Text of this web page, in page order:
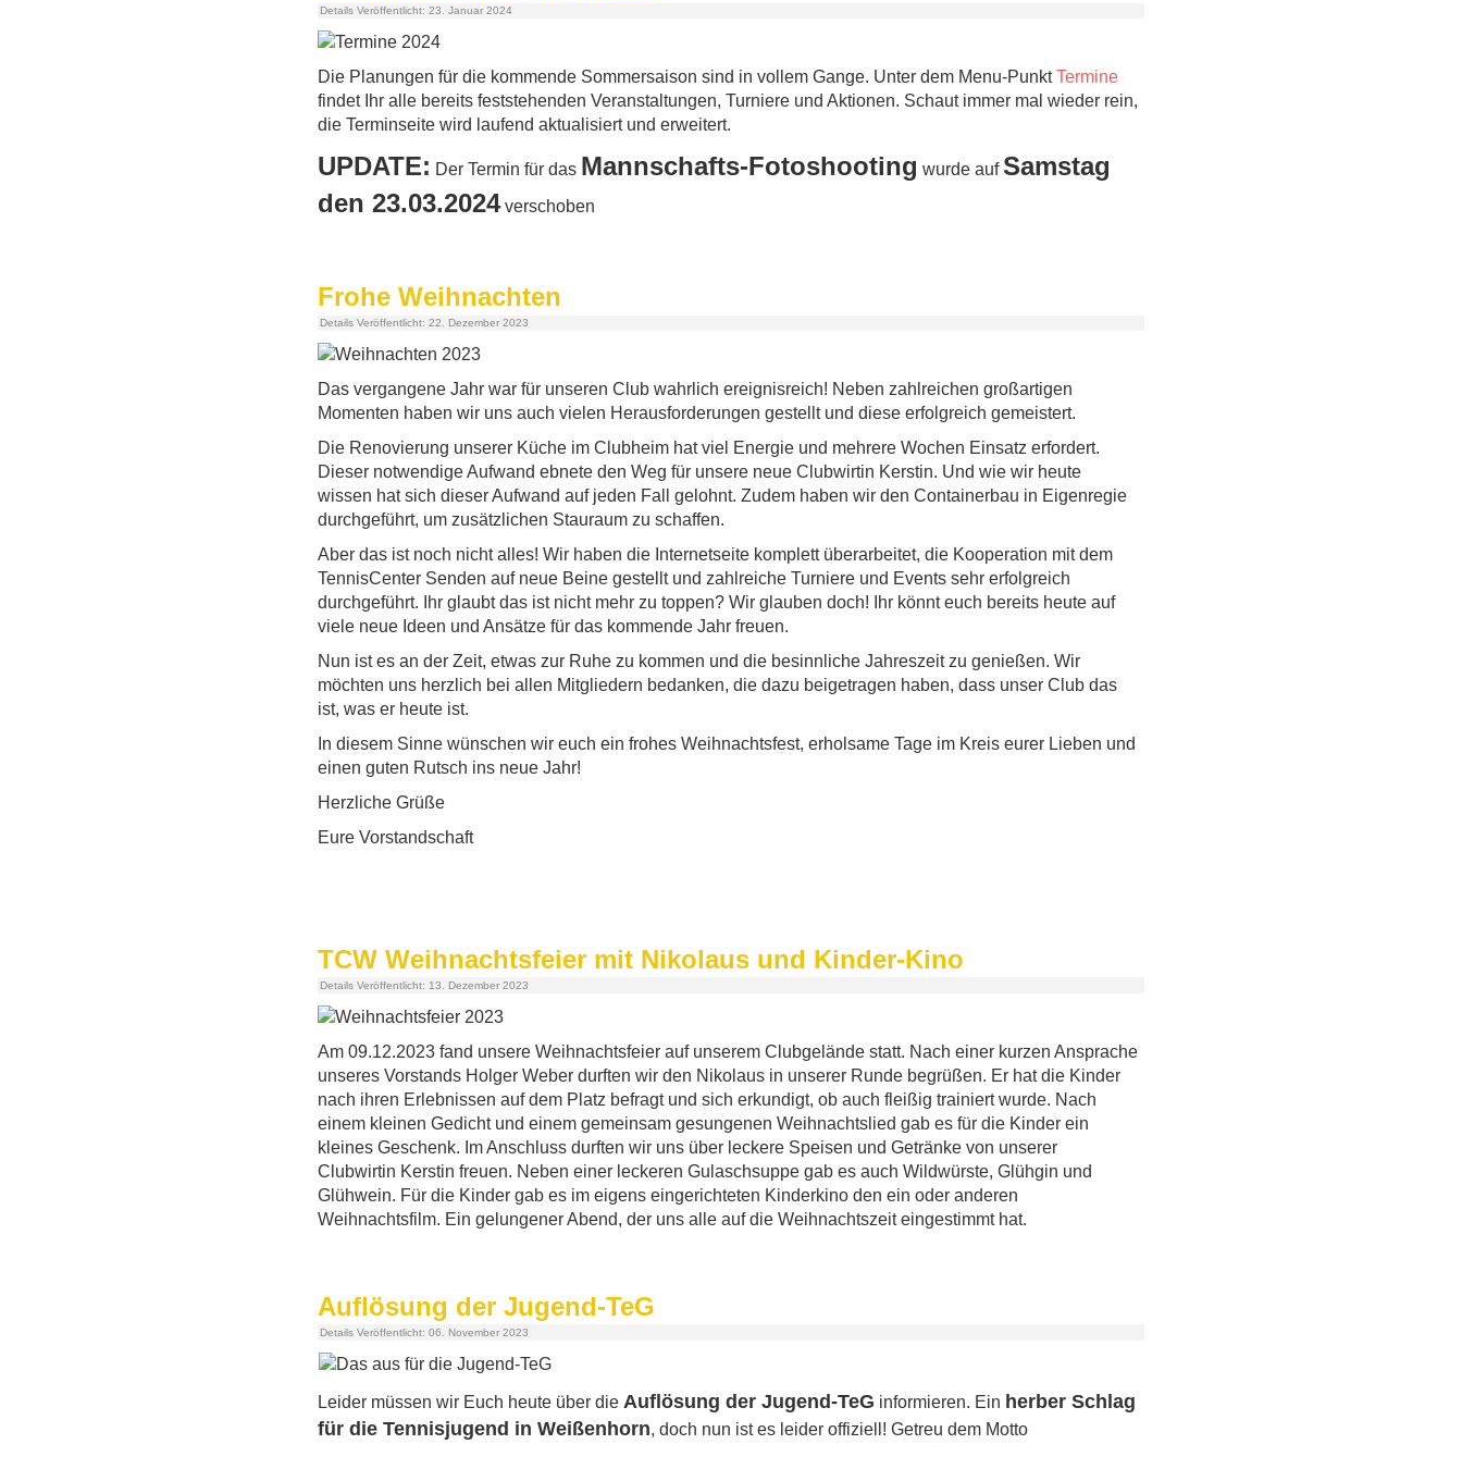
Details Veröffentlicht: 23. Januar 2024
Die Planungen für die kommende Sommersaison sind in vollem Gange. Unter dem Menu-PunktTermine
findet Ihr alle bereits feststehenden Veranstaltungen, Turniere und Aktionen. Schaut immer mal wieder rein,
die Terminseite wird laufend aktualisiert und erweitert.
UPDATE: Der Termin für das Mannschafts-Fotoshooting wurde aufSamstag
den 23.03.2024verschoben
Frohe Weihnachten
Details Veröffentlicht: 22. Dezember 2023
Das vergangene Jahr war für unseren Club wahrlich ereignisreich! Neben zahlreichen großartigen
Momenten haben wir uns auch vielen Herausforderungen gestellt und diese erfolgreich gemeistert.
Die Renovierung unserer Küche im Clubheim hat viel Energie und mehrere Wochen Einsatz erfordert.
Dieser notwendige Aufwand ebnete den Weg für unsere neue Clubwirtin Kerstin. Und wie wir heute
wissen hat sich dieser Aufwand auf jeden Fall gelohnt. Zudem haben wir den Containerbau in Eigenregie
durchgeführt, um zusätzlichen Stauraum zu schaffen.
Aber das ist noch nicht alles! Wir haben die Internetseite komplett überarbeitet, die Kooperation mit dem
TennisCenter Senden auf neue Beine gestellt und zahlreiche Turniere und Events sehr erfolgreich
durchgeführt. Ihr glaubt das ist nicht mehr zu toppen? Wir glauben doch! Ihr könnt euch bereits heute auf
viele neue Ideen und Ansätze für das kommende Jahr freuen.
Nun ist es an der Zeit, etwas zur Ruhe zu kommen und die besinnliche Jahreszeit zu genießen. Wir
möchten uns herzlich bei allen Mitgliedern bedanken, die dazu beigetragen haben, dass unser Club das
ist, was er heute ist.
In diesem Sinne wünschen wir euch ein frohes Weihnachtsfest, erholsame Tage im Kreis eurer Lieben und
einen guten Rutsch ins neue Jahr!
Herzliche Grüße
Eure Vorstandschaft
TCW Weihnachtsfeier mit Nikolaus und Kinder-Kino
Details Veröffentlicht: 13. Dezember 2023
Am 09.12.2023 fand unsere Weihnachtsfeier auf unserem Clubgelände statt. Nach einer kurzen Ansprache
unseres Vorstands Holger Weber durften wir den Nikolaus in unserer Runde begrüßen. Er hat die Kinder
nach ihren Erlebnissen auf dem Platz befragt und sich erkundigt, ob auch fleißig trainiert wurde. Nach
einem kleinen Gedicht und einem gemeinsam gesungenen Weihnachtslied gab es für die Kinder ein
kleines Geschenk. Im Anschluss durften wir uns über leckere Speisen und Getränke von unserer
Clubwirtin Kerstin freuen. Neben einer leckeren Gulaschsuppe gab es auch Wildwürste, Glühgin und
Glühwein. Für die Kinder gab es im eigens eingerichteten Kinderkino den ein oder anderen
Weihnachtsfilm. Ein gelungener Abend, der uns alle auf die Weihnachtszeit eingestimmt hat.
Auflösung der Jugend-TeG
Details Veröffentlicht: 06. November 2023
Leider müssen wir Euch heute über die Auflösung der Jugend-TeG informieren. Ein herber Schlag
für die Tennisjugend in Weißenhorn, doch nun ist es leider offiziell! Getreu dem Motto